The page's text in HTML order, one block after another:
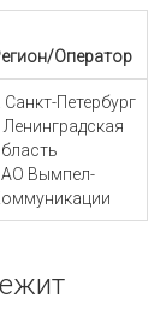
Оператор
Санкт-Петербург
Ленинградская
Вымпел-